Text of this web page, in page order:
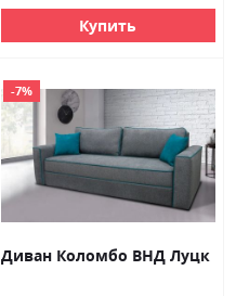
Купить
-7%
Диван Коломбо ВНД Луцк